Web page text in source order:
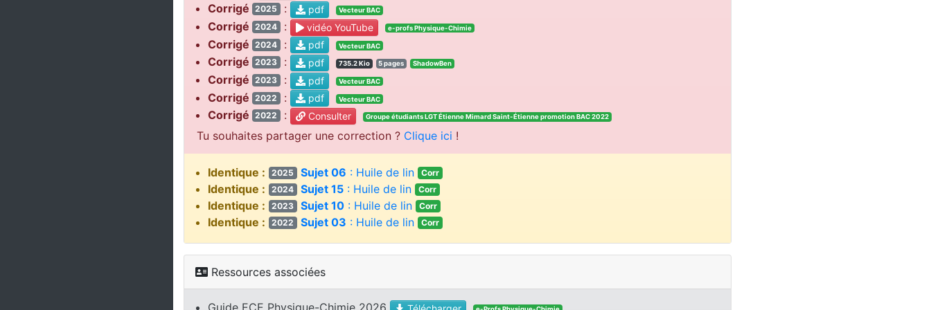
Corrigé 2025 : pdf Vecteur BAC
Corrigé 2024 : vidéo YouTube e-profs Physique-Chimie
Corrigé 2024 : pdf Vecteur BAC
Corrigé 2023 : pdf 735.2 Kio 5 pages ShadowBen
Corrigé 2023 : pdf Vecteur BAC
Corrigé 2022 : pdf Vecteur BAC
Corrigé 2022 : Consulter Groupe étudiants LGT Étienne Mimard Saint-Étienne promotion BAC 2022
Tu souhaites partager une correction ? Clique ici !
Identique : 2025 Sujet 06 : Huile de lin Corr
Identique : 2024 Sujet 15 : Huile de lin Corr
Identique : 2023 Sujet 10 : Huile de lin Corr
Identique : 2022 Sujet 03 : Huile de lin Corr
Ressources associées